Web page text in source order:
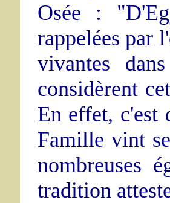
Osée :
rappelées par
vivantes
considèrent
En effet, c'est
Famille vint
nombreuses
tradition